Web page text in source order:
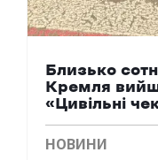
Близько
Кремля
«Цивільні
НОВИНИ